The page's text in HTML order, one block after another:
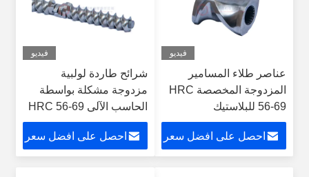
فيديو
عناصر طلاء المسامير
المزدوجة المخصصة HRC
56-69 للبلاستيك
احصل على افضل سعر
فيديو
شرائح طاردة لولبية
مزدوجة مشكلة بواسطة
الحاسب الآلي HRC 56-69
للخلطات الرئيسية
احصل على افضل سعر